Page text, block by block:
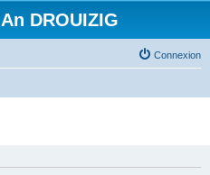
DROUIZIG
Connexion